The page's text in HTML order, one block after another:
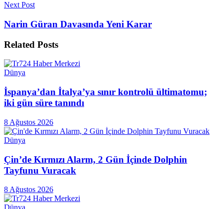
Next Post
Narin Güran Davasında Yeni Karar
Related Posts
Dünya
İspanya’dan İtalya’ya sınır kontrolü ültimatomu;
iki gün süre tanındı
8 Ağustos 2026
Dünya
Çin’de Kırmızı Alarm, 2 Gün İçinde Dolphin
Tayfunu Vuracak
8 Ağustos 2026